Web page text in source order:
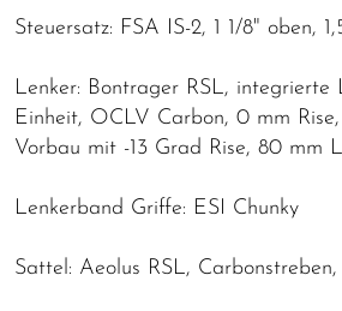
Steuersatz: FSA IS-2, 1 1/8" oben,
Lenker: Bontrager RSL, integrierte
Einheit, OCLV Carbon, 0 mm
Vorbau mit -13 Grad Rise, 80 mm
Lenkerband Griffe: ESI Chunky
Sattel: Aeolus RSL,